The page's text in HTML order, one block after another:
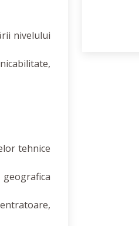
nivelului
tehnice